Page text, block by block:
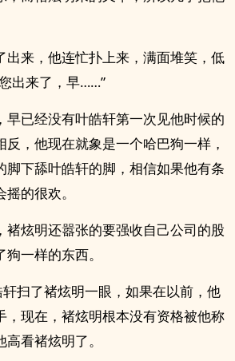
出来，他连忙扑上来，满面堆笑，低
出来了，早……”
早已经没有叶皓轩第一次见他时候的
，他现在就象是一个哈巴狗一样，
脚下舔叶皓轩的脚，相信如果他有条
的很欢。
褚炫明还嚣张的要强收自己公司的股
一样的东西。
轩扫了褚炫明一眼，如果在以前，他
，现在，褚炫明根本没有资格被他称
看褚炫明了。